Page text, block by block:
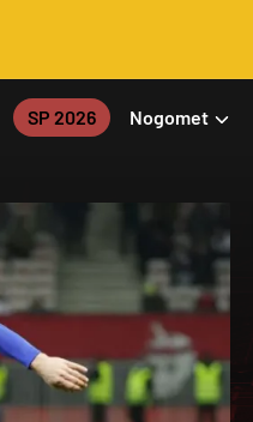
SP 2026 Nogomet